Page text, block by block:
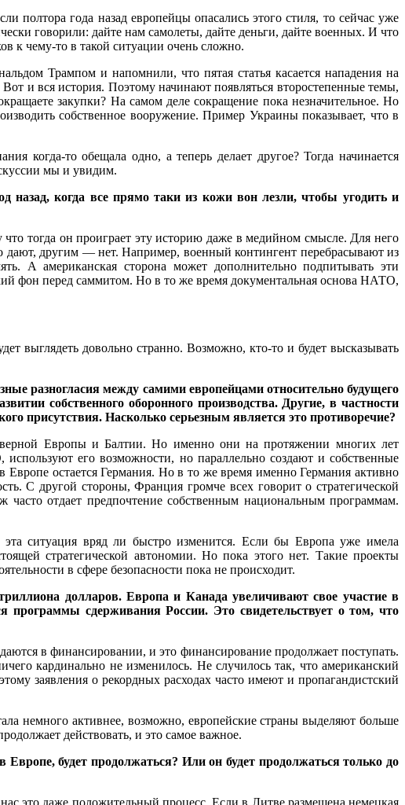
полтора года назад европейцы опасались этого стиля, то сейчас уже
говорили: дайте нам самолеты, дайте деньги, дайте военных. И что
к чему-то в такой ситуации очень сложно.
Трампом и напомнили, что пятая статья касается нападения на
и вся история. Поэтому начинают появляться второстепенные темы,
закупки? На самом деле сокращение пока незначительное. Но
собственное вооружение. Пример Украины показывает, что в
то обещала одно, а теперь делает другое? Тогда начинается
мы и увидим.
когда все прямо таки из кожи вон лезли, чтобы угодить и
тогда он проиграет эту историю даже в медийном смысле. Для него
дают, другим — нет. Например, военный контингент перебрасывают из
А американская сторона может дополнительно подпитывать эти
фон перед саммитом. Но в то же время документальная основа НАТО,
выглядеть довольно странно. Возможно, кто-то и будет высказывать
разногласия между самими европейцами относительно будущего
собственного оборонного производства. Другие, в частности
присутствия. Насколько серьезным является это противоречие?
Европы и Балтии. Но именно они на протяжении многих лет
его возможности, но параллельно создают и собственные
остается Германия. Но в то же время именно Германия активно
С другой стороны, Франция громче всех говорит о стратегической
отдает предпочтение собственным национальным программам.
эта ситуация вряд ли быстро изменится. Если бы Европа уже имела
стратегической автономии. Но пока этого нет. Такие проекты
в сфере безопасности пока не происходит.
долларов. Европа и Канада увеличивают свое участие в
программы сдерживания России. Это свидетельствует о том, что
в финансировании, и это финансирование продолжает поступать.
кардинально не изменилось. Не случилось так, что американский
заявления о рекордных расходах часто имеют и пропагандистский
немного активнее, возможно, европейские страны выделяют больше
действовать, и это самое важное.
будет продолжаться? Или он будет продолжаться только до